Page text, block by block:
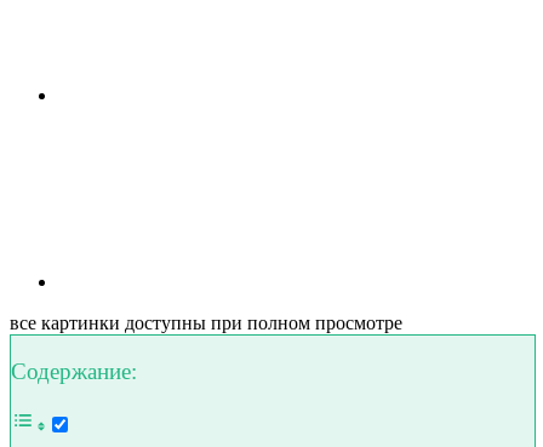
все картинки доступны при полном просмотре
Содержание: